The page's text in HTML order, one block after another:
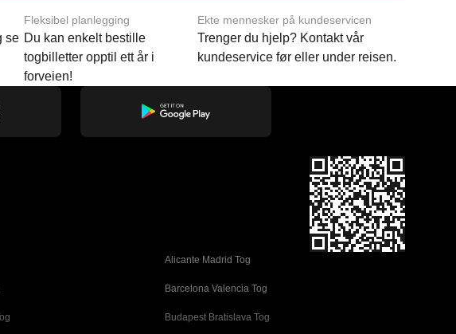
se
Fleksibel planlegging
Du kan enkelt bestille
togbilletter opptil ett år i
forveien!
Ekte mennesker på kundeservicen
Trenger du hjelp? Kontakt vår
kundeservice før eller under reisen.
Alicante Madrid Tog
Barcelona Valencia Tog
Budapest Bratislava Tog